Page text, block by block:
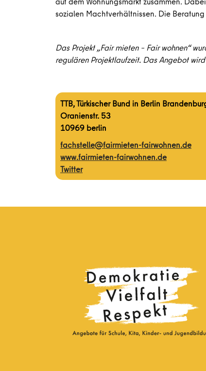
sozialen Machtverhältnissen. Die
Das Projekt „Fair mieten – Fair wohnen“
regulären Projektlaufzeit. Das Angebot
TTB, Türkischer Bund in Berlin
Oranienstr. 53
10969 berlin
fachstelle@fairmieten-fairwohnen.de
www.fairmieten-fairwohnen.de
Twitter